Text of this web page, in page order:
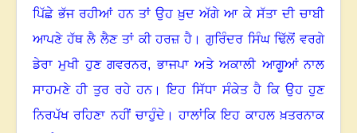
ਪਿੱਛੇ ਭੱਜ ਰਹੀਆਂ ਹਨ ਤਾਂ ਉਹ ਖ਼ੁਦ ਅੱਗੇ ਆ ਕੇ ਸੱਤਾ ਦੀ ਚਾਬੀ
ਆਪਣੇ ਹੱਥ ਲੈ ਲੈਣ ਤਾਂ ਕੀ ਹਰਜ਼ ਹੈ। ਗੁਰਿੰਦਰ ਸਿੰਘ ਢਿੱਲੋਂ ਵਰਗੇ
ਡੇਰਾ ਮੁਖੀ ਹੁਣ ਗਵਰਨਰ,ਭਾਜਪਾ ਅਤੇ ਅਕਾਲੀ ਆਗੂਆਂ ਨਾਲ
ਸਾਹਮਣੇ ਹੀ ਤੁਰ ਰਹੇ ਹਨ। ਇਹ ਸਿੱਧਾ ਸੰਕੇਤ ਹੈ ਕਿ ਉਹ ਹੁਣ
ਨਿਰਪੱਖ ਰਹਿਣਾ ਨਹੀਂ ਚਾਹੁੰਦੇ। ਹਾਲਾਂਕਿ ਇਹ ਕਾਹਲ ਖ਼ਤਰਨਾਕ